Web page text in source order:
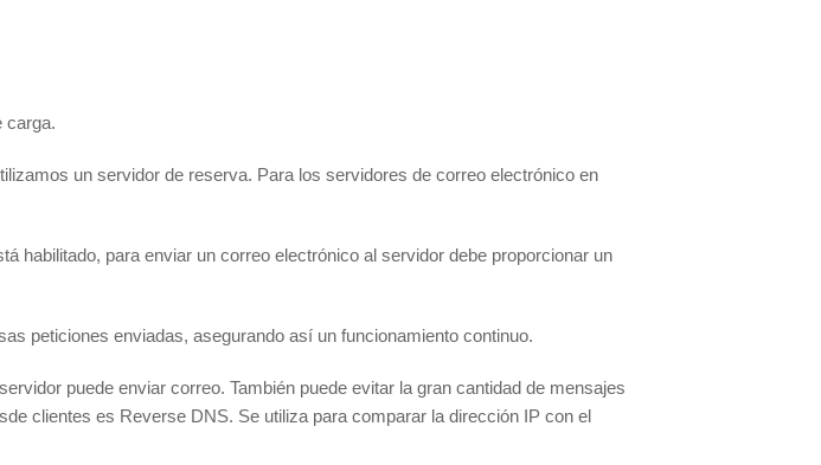
carga.
un servidor de reserva. Para los servidores de correo electrónico en
habilitado, para enviar un correo electrónico al servidor debe proporcionar un
peticiones enviadas, asegurando así un funcionamiento continuo.
puede enviar correo. También puede evitar la gran cantidad de mensajes
clientes es Reverse DNS. Se utiliza para comparar la dirección IP con el